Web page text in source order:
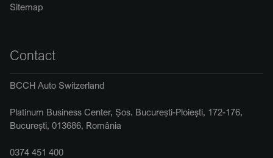
Sitemap
Contact
BCCH Auto Switzerland
Platinum Business Center, Șos. București-Ploiești, 172-176,
București, 013686, România
0374 451 400